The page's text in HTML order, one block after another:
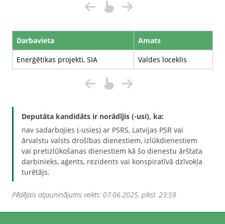
Darbavieta
Amats
Enerģētikas projekti, SIA
Valdes loceklis
Deputāta kandidāts ir norādījis (-usi), ka:
nav sadarbojies (-usies) ar PSRS, Latvijas PSR vai
ārvalstu valsts drošības dienestiem, izlūkdienestiem
vai pretizlūkošanas dienestiem kā šo dienestu ārštata
darbinieks, aģents, rezidents vai konspiratīvā dzīvokļa
turētājs.
Pēdējais atjauninājums veikts: 07.06.2025. plkst. 23:59